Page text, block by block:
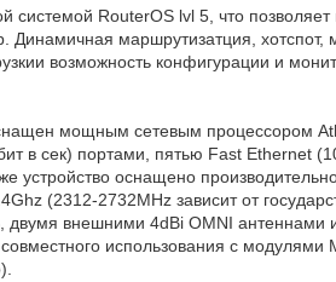
RouterOS lvl 5, что позволяет
маршрутизатция, хотспот,
возможность конфигурации и
мощным сетевым процессором
в сек) портами, пятью Fast Ethernet
устройство оснащено
(2312-2732MHz зависит от
двумя внешними 4dBi OMNI антеннами
использования с